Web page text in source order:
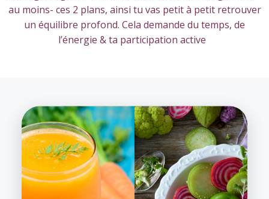
au moins- ces 2 plans, ainsi tu vas petit à petit retrouver
un équilibre profond. Cela demande du temps, de
l’énergie & ta participation active